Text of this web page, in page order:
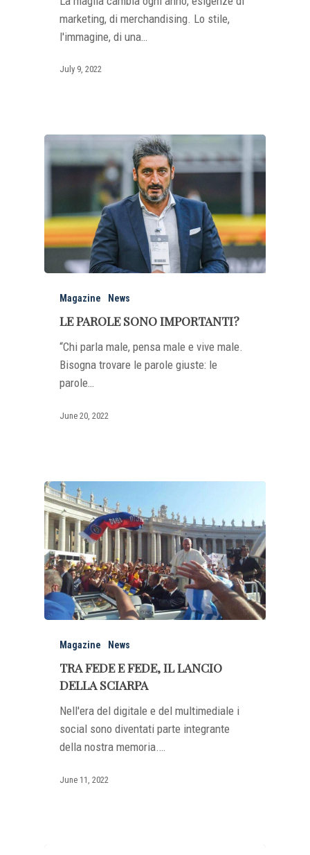
marketing, di merchandising. Lo stile,
l'immagine, di una…
July 9, 2022
Magazine News
LE PAROLE SONO IMPORTANTI?
“Chi parla male, pensa male e vive male.
Bisogna trovare le parole giuste: le
parole…
June 20, 2022
Magazine News
TRA FEDE E FEDE, IL LANCIO
DELLA SCIARPA
Nell'era del digitale e del multimediale i
social sono diventati parte integrante
della nostra memoria.…
June 11, 2022